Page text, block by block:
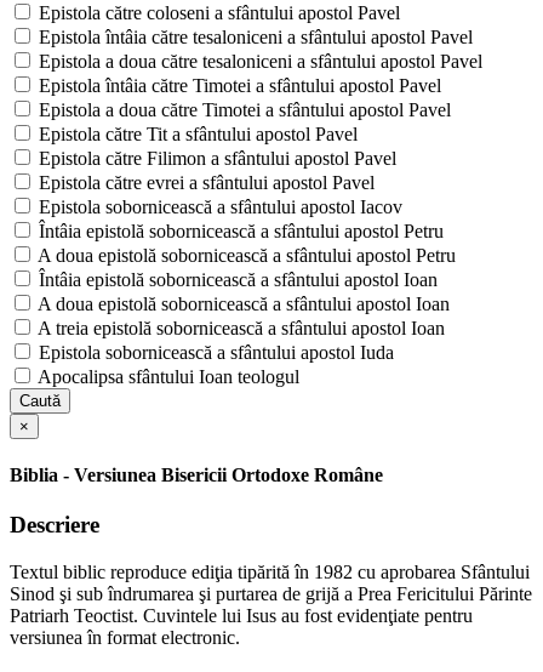
Epistola către coloseni a sfântului apostol Pavel
Epistola întâia către tesaloniceni a sfântului apostol Pavel
Epistola a doua către tesaloniceni a sfântului apostol Pavel
Epistola întâia către Timotei a sfântului apostol Pavel
Epistola a doua către Timotei a sfântului apostol Pavel
Epistola către Tit a sfântului apostol Pavel
Epistola către Filimon a sfântului apostol Pavel
Epistola către evrei a sfântului apostol Pavel
Epistola sobornicească a sfântului apostol Iacov
Întâia epistolă sobornicească a sfântului apostol Petru
A doua epistolă sobornicească a sfântului apostol Petru
Întâia epistolă sobornicească a sfântului apostol Ioan
A doua epistolă sobornicească a sfântului apostol Ioan
A treia epistolă sobornicească a sfântului apostol Ioan
Epistola sobornicească a sfântului apostol Iuda
Apocalipsa sfântului Ioan teologul
Caută
×
Biblia - Versiunea Bisericii Ortodoxe Române
Descriere
Textul biblic reproduce ediţia tipărită în 1982 cu aprobarea Sfântului
Sinod şi sub îndrumarea şi purtarea de grijă a Prea Fericitului Părinte
Patriarh Teoctist. Cuvintele lui Isus au fost evidenţiate pentru
versiunea în format electronic.